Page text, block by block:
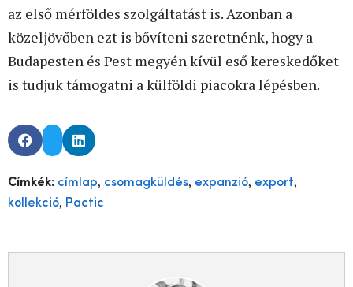
az első mérföldes szolgáltatást is. Azonban a
közeljövőben ezt is bővíteni szeretnénk, hogy a
Budapesten és Pest megyén kívül eső kereskedőket
is tudjuk támogatni a külföldi piacokra lépésben.
Címkék: címlap, csomagküldés, expanzió, export,
kollekció, Pactic